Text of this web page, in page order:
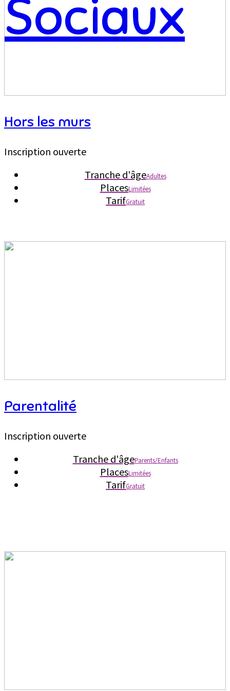
Hors les murs
Inscription ouverte
Tranche d'âgeAdultes
PlacesLimitées
TarifGratuit
Parentalité
Inscription ouverte
Tranche d'âgeParents/Enfants
PlacesLimitées
TarifGratuit